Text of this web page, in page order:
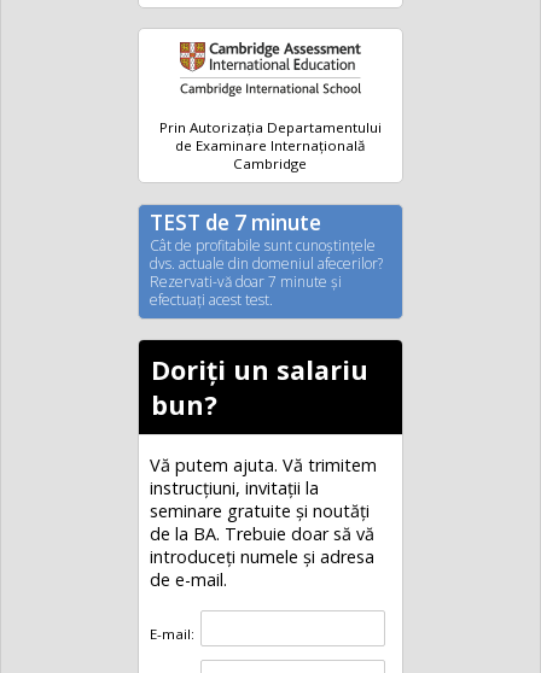
Prin Autorizația Departamentului
de Examinare Internațională
Cambridge
TEST de 7 minute
Cât de profitabile sunt cunoştinţele
dvs. actuale din domeniul afecerilor?
Rezervati-vă doar 7 minute şi
efectuaţi acest test.
Doriți un salariu
bun?
Vă putem ajuta. Vă trimitem
instrucțiuni, invitaţii la
seminare gratuite şi noutăţi
de la BA. Trebuie doar să vă
introduceţi numele și adresa
de e-mail.
E-mail: